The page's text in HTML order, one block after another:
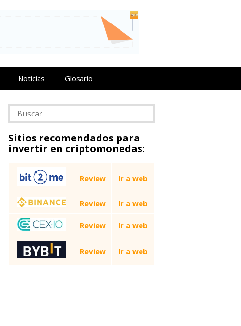
Noticias Glosario
Buscar:
Sitios recomendados para
invertir en criptomonedas:
Review Ir a web
Review Ir a web
Review Ir a web
Review Ir a web